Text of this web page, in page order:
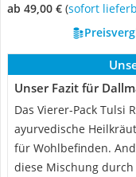
ab 49,00 € ( Sofort
Unser Fazit für
Das Vierer-Pack Tulsi
ayurvedische
für Wohlbefinden.
diese Mischung